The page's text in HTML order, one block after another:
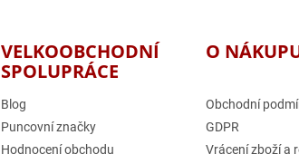
VELKOOBCHODNÍ
SPOLUPRÁCE
Blog
Puncovní značky
Hodnocení obchodu
O
Obchodní
GDPR
Vrácení zboží a